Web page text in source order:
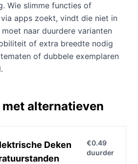
Wie slimme functies of
apps zoekt, vindt die niet in
naar duurdere varianten
of extra breedte nodig
of dubbele exemplaren
alternatieven
Deken
€0.49
duurder